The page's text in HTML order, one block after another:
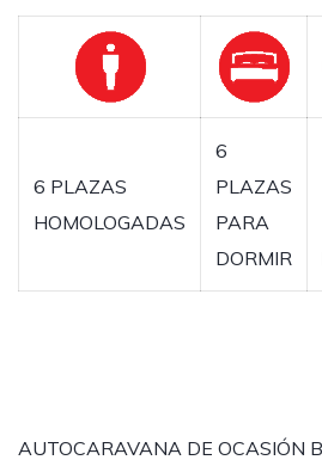
6 PLAZAS
HOMOLOGADAS
6
PLAZAS
PARA
DORMIR
AUTOCARAVANA DE OCASIÓN